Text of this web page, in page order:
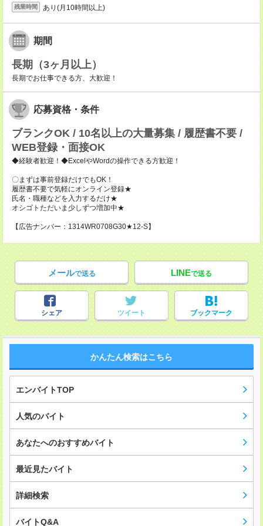
残業時間 あり(月10時間以上)
期間
長期（3ヶ月以上）
長期でお仕事できる方、大歓迎！
応募資格・条件
ブランクOK / 10名以上の大量募集 / 履歴書不要 /
WEB登録・面接OK
◆経験者歓迎！◆ExcelやWordの操作できる方歓迎！
〇まずは事前登録だけでもOK！
履歴書不要で気軽にオンライン登録★
氏名・職種などを入力するだけ★
オシゴトただいま少しずつ増加中★
【広告ナンバー：1314WR0708G30★12-S】
メールで送る LINEで送る
シェア ツイート ブックマーク
かんたん検索はこちら
エンバイトTOP
人気のバイト
あなたへのおすすめバイト
最近見たバイト
詳細検索
バイトQ&A